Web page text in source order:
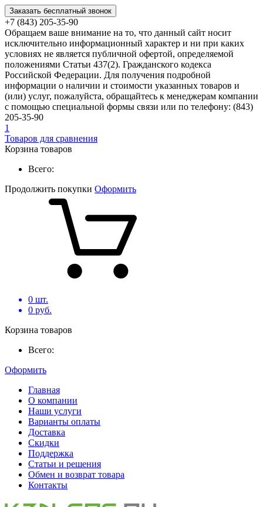
Заказать бесплатный звонок
+7 (843) 205-35-90
Обращаем ваше внимание на то, что данный сайт носит
исключительно информационный характер и ни при каких
условиях не является публичной офертой, определяемой
положениями Статьи 437(2). Гражданского кодекса
Российской Федерации. Для получения подробной
информации о наличии и стоимости указанных товаров и
(или) услуг, пожалуйста, обращайтесь к менеджерам компании
с помощью специальной формы связи или по телефону: (843)
205-35-90
1
Товаров для сравнения
Корзина товаров
Всего:
Продолжить покупки Оформить
0 шт.
0 руб.
Корзина товаров
Всего:
Оформить
Главная
О компании
Наши услуги
Варианты оплаты
Доставка
Скидки
Поддержка
Статьи и решения
Обмен и возврат товара
Контакты